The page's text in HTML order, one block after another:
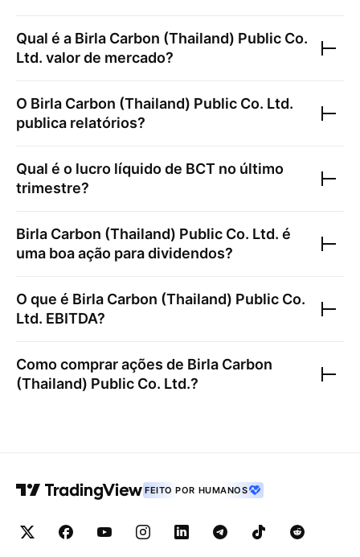
Qual é a Birla Carbon (Thailand) Public Co.
Ltd. valor de mercado?
O Birla Carbon (Thailand) Public Co. Ltd.
publica relatórios?
Qual é o lucro líquido de BCT no último
trimestre?
Birla Carbon (Thailand) Public Co. Ltd. é
uma boa ação para dividendos?
O que é Birla Carbon (Thailand) Public Co.
Ltd. EBITDA?
Como comprar ações de Birla Carbon
(Thailand) Public Co. Ltd.?
FEITO POR HUMANOS